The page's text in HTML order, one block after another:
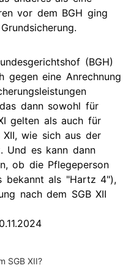
vor dem BGH ging
(BGH)
gegen eine Anrechnung
dann sowohl für
gelten als auch für
wie sich aus der
Und es kann dann
ob die Pflegeperson
bekannt als "Hartz 4"),
nach dem SGB XII
SGB XII?